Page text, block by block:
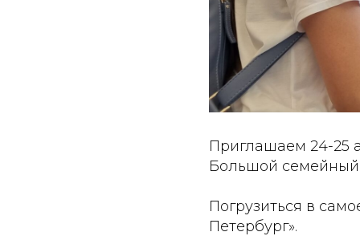
Приглашаем 24-25
Большой семейный
Погрузиться в
Петербург».